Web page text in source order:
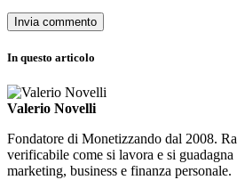
In questo articolo
Valerio Novelli
Fondatore di Monetizzando dal 2008.
verificabile come si lavora e si
marketing, business e finanza personale.